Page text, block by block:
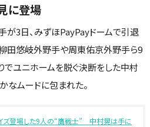
に登場
が3日、みずほPayPayドームで引退
田悠岐外野手や周東佑京外野手ら9
でユニホームを脱ぐ決断をした中村
なムードに包まれた。
ズ登場した9人の“鷹戦士” 中村晃は手に